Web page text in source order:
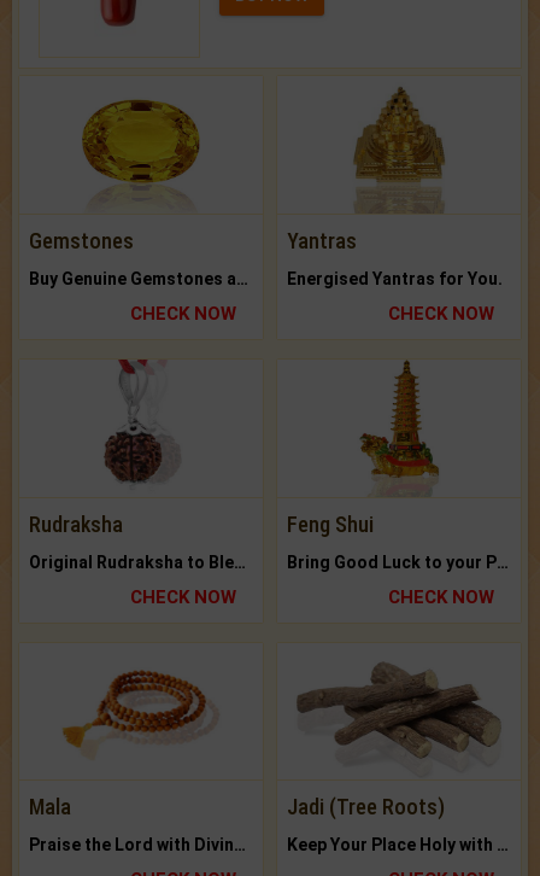
Gemstones
Buy Genuine Gemstones at Best Prices.
CHECK NOW
Yantras
Energised Yantras for You.
CHECK NOW
Rudraksha
Original Rudraksha to Bless Your Way.
CHECK NOW
Feng Shui
Bring Good Luck to your Place with Feng Shui.
CHECK NOW
Mala
Praise the Lord with Divine Energies of Mala.
Jadi (Tree Roots)
Keep Your Place Holy with Jadi.